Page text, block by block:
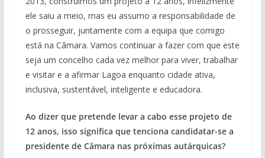
ele saiu a meio, mas eu assumo a responsabilidade de
o prosseguir, juntamente com a equipa que comigo
está na Câmara. Vamos continuar a fazer com que este
seja um concelho cada vez melhor para viver, trabalhar
e visitar e a afirmar Lagoa enquanto cidade ativa,
inclusiva, sustentável, inteligente e educadora.
Ao dizer que pretende levar a cabo esse projeto de
12 anos, isso significa que tenciona candidatar-se a
presidente de Câmara nas próximas autárquicas?